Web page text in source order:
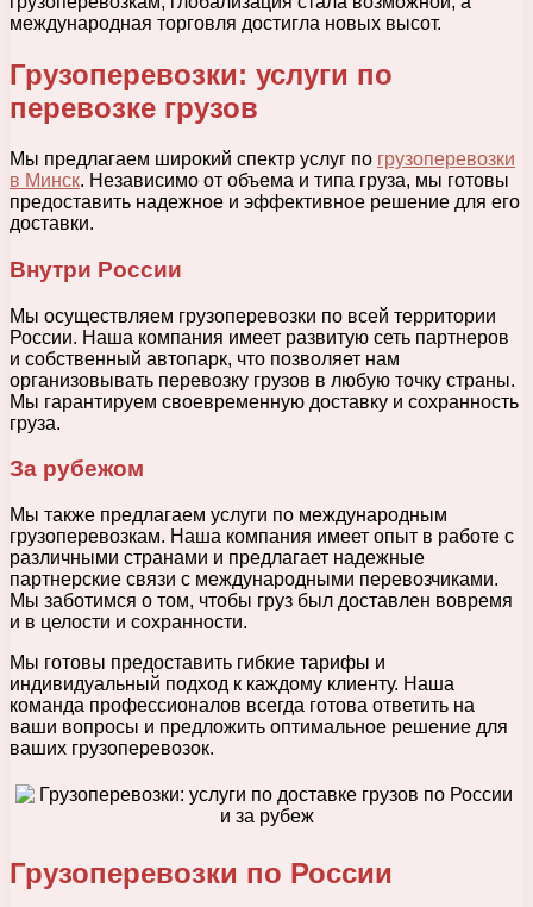
международная торговля достигла новых высот.
Грузоперевозки: услуги по
перевозке грузов
Мы предлагаем широкий спектр услуг по грузоперевозки
в Минск. Независимо от объема и типа груза, мы готовы
предоставить надежное и эффективное решение для его
доставки.
Внутри России
Мы осуществляем грузоперевозки по всей территории
России. Наша компания имеет развитую сеть партнеров
и собственный автопарк, что позволяет нам
организовывать перевозку грузов в любую точку страны.
Мы гарантируем своевременную доставку и сохранность
груза.
За рубежом
Мы также предлагаем услуги по международным
грузоперевозкам. Наша компания имеет опыт в работе с
различными странами и предлагает надежные
партнерские связи с международными перевозчиками.
Мы заботимся о том, чтобы груз был доставлен вовремя
и в целости и сохранности.
Мы готовы предоставить гибкие тарифы и
индивидуальный подход к каждому клиенту. Наша
команда профессионалов всегда готова ответить на
ваши вопросы и предложить оптимальное решение для
ваших грузоперевозок.
Грузоперевозки по России